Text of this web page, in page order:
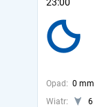
Opad: 0 mm
Wiatr:
6